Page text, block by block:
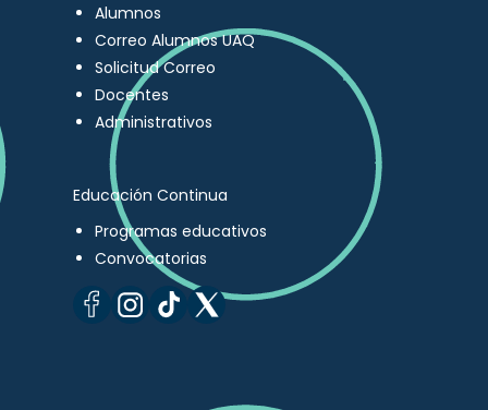
Alumnos
Correo Alumnos UAQ
Solicitud Correo
Docentes
Administrativos
Educación Continua
Programas educativos
Convocatorias